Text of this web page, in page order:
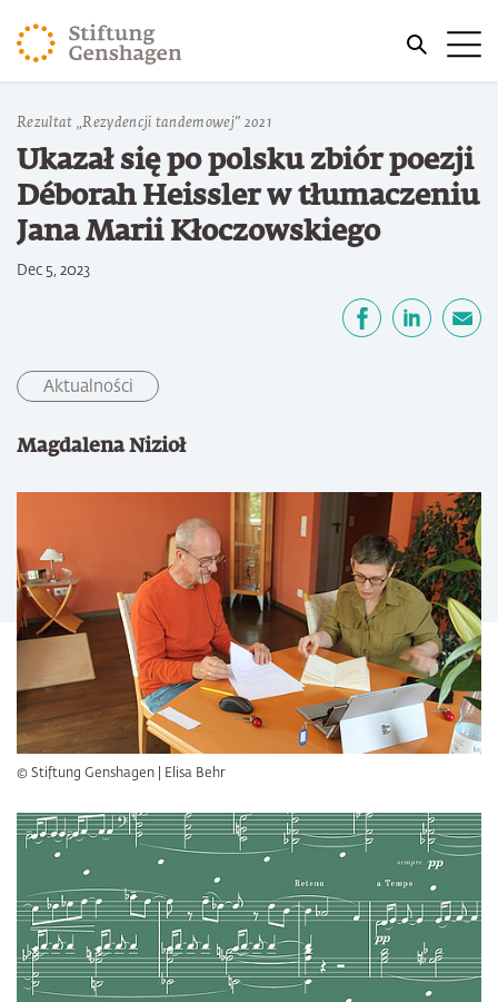
PRZJDŹ DO TREŚCI GŁÓWNEJ
PRZEJDŹ DO WYSZUKIWARKI
Jesteś tutaj
Strona główna
Rezultat „Rezydencji tandemowej” 2021
Ukazał się po polsku zbiór poezji
Déborah Heissler w tłumaczeniu
Jana Marii Kłoczowskiego
Dec 5, 2023
Aktualności
Magdalena Nizioł
© Stiftung Genshagen | Elisa Behr